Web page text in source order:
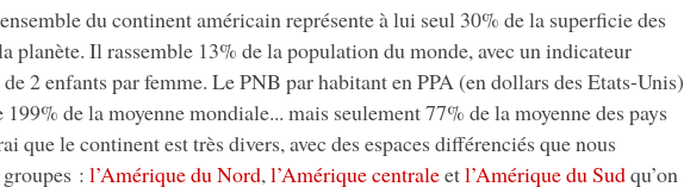
du continent américain représente à lui seul 30% de la superficie des
planète. Il rassemble 13% de la population du monde, avec un indicateur
2 enfants par femme. Le PNB par habitant en PPA (en dollars des Etats-Unis)
de la moyenne mondiale... mais seulement 77% de la moyenne des pays
que le continent est très divers, avec des espaces différenciés que nous
: l’Amérique du Nord, l’Amérique centraleetl’Amérique du Sudqu’on